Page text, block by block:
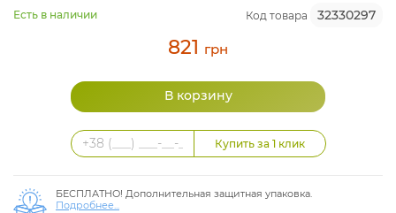
Есть в наличии Код товара 32330297
821 грн
БЕСПЛАТНО! Дополнительная защитная упаковка.
Подробнее...